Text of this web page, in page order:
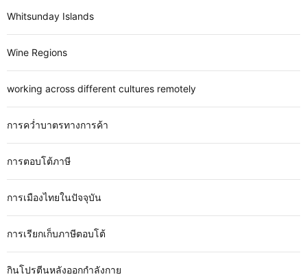
Whitsunday Islands
Wine Regions
working across different cultures remotely
การคว่ำบาตรทางการค้า
การตอบโต้ภาษี
การเมืองไทยในปัจจุบัน
การเรียกเก็บภาษีตอบโต้
กินโปรตีนหลังออกกำลังกาย